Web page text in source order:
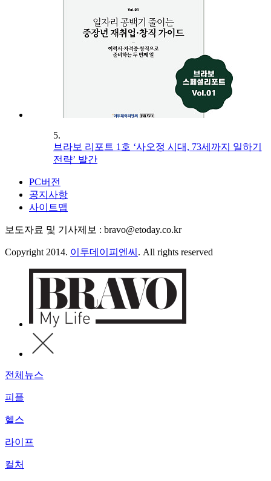
5.
브라보 리포트 1호 ‘사오정 시대, 73세까지 일하기
전략’ 발간
PC버전
공지사항
사이트맵
보도자료 및 기사제보 : bravo@etoday.co.kr
Copyright 2014. 이투데이피엔씨 . All rights reserved
전체뉴스
피플
헬스
라이프
컬처